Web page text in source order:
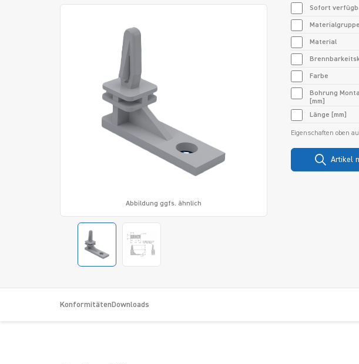
Abbildung ggfs. ähnlich
Sofort
Materialgruppe
Material
Farbe
Bohrung
[mm]
Länge [mm]
Eigenschaften oben
Artikel
Konformitäten Downloads